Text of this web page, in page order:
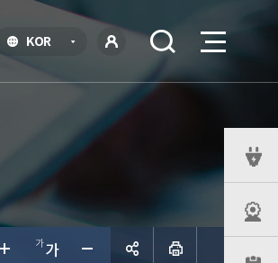
KOR언
그인
뉴